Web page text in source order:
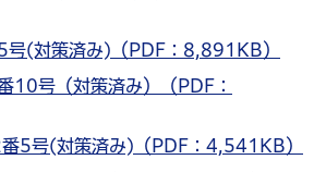
号(対策済み)（PDF：8,891KB）
10号（対策済み）（PDF：
番5号(対策済み)（PDF：4,541KB）